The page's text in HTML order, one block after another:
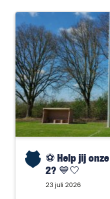
⚽️ Help jij
2? 💙🤍
23 juli 2026